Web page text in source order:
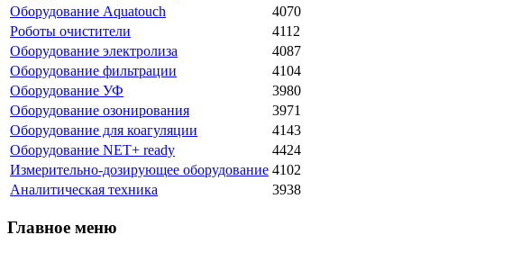
Оборудование Aquatouch
4070
Роботы очистители
4112
Оборудование электролиза
4087
Оборудование фильтрации
4104
Оборудование УФ
3980
Оборудование озонирования
3971
Оборудование для коагуляции
4143
Оборудование NET+ ready
4424
Измерительно-дозирующее оборудование 4102
Аналитическая техника
3938
Главное меню